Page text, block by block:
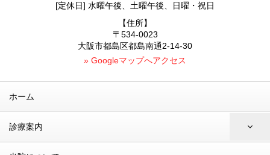
[定休日] 水曜午後、土曜午後、日曜・祝日
【住所】
〒534-0023
大阪市都島区都島南通2-14-30
» Googleマップへアクセス
ホーム
診療案内